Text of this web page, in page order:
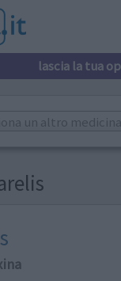
lascia la tua
un altro